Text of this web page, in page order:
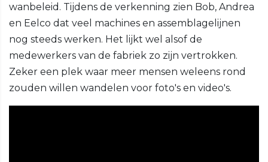
wanbeleid. Tijdens de verkenning zien Bob, Andrea
en Eelco dat veel machines en assemblagelijnen
nog steeds werken. Het lijkt wel alsof de
medewerkers van de fabriek zo zijn vertrokken.
Zeker een plek waar meer mensen weleens rond
zouden willen wandelen voor foto's en video's.